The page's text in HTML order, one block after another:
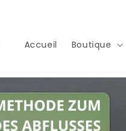
Accueil Boutique